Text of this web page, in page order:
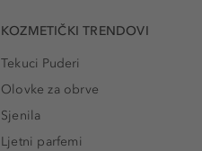
KOZMETIČKI TRENDOVI
Tekuci Puderi
Olovke za obrve
Sjenila
Ljetni parfemi